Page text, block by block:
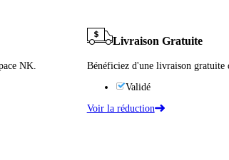
NK.
Livraison Gratuite
Bénéficiez d'une livraison gratuite
Validé
Voir la réduction